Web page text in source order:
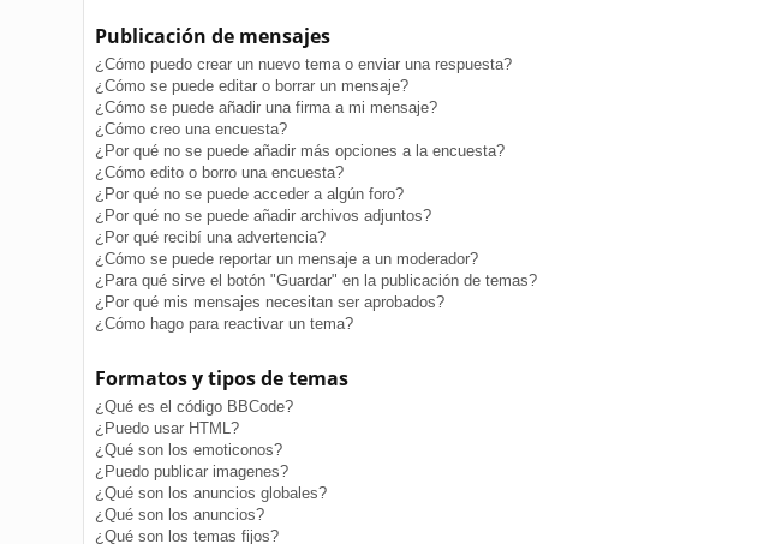
Publicación de mensajes
¿Cómo puedo crear un nuevo tema o enviar una respuesta?
¿Cómo se puede editar o borrar un mensaje?
¿Cómo se puede añadir una firma a mi mensaje?
¿Cómo creo una encuesta?
¿Por qué no se puede añadir más opciones a la encuesta?
¿Cómo edito o borro una encuesta?
¿Por qué no se puede acceder a algún foro?
¿Por qué no se puede añadir archivos adjuntos?
¿Por qué recibí una advertencia?
¿Cómo se puede reportar un mensaje a un moderador?
¿Para qué sirve el botón "Guardar" en la publicación de temas?
¿Por qué mis mensajes necesitan ser aprobados?
¿Cómo hago para reactivar un tema?
Formatos y tipos de temas
¿Qué es el código BBCode?
¿Puedo usar HTML?
¿Qué son los emoticonos?
¿Puedo publicar imagenes?
¿Qué son los anuncios globales?
¿Qué son los anuncios?
¿Qué son los temas fijos?